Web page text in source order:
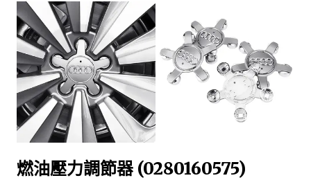
燃油壓力調節器 (0280160575)